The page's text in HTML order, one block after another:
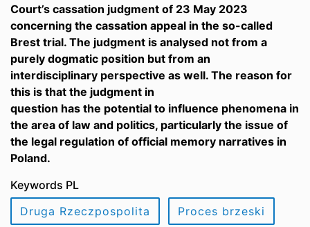
Court’s cassation judgment of 23 May 2023
concerning the cassation appeal in the so-called
Brest trial. The judgment is analysed not from a
purely dogmatic position but from an
interdisciplinary perspective as well. The reason for
this is that the judgment in
question has the potential to influence phenomena in
the area of law and politics, particularly the issue of
the legal regulation of official memory narratives in
Poland.
Keywords PL
Druga Rzeczpospolita
Proces brzeski